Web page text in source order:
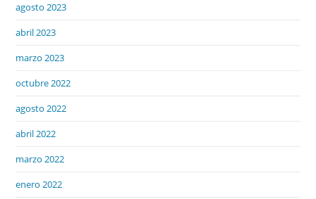
agosto 2023
abril 2023
marzo 2023
octubre 2022
agosto 2022
abril 2022
marzo 2022
enero 2022